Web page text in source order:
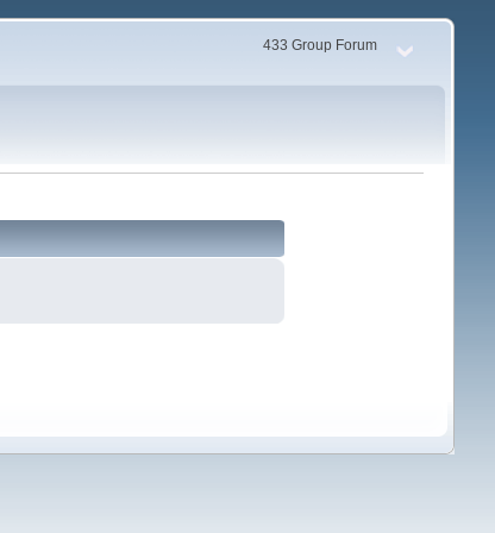
433 Group Forum